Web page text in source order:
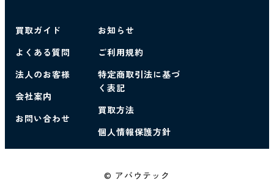
買取ガイド
よくある質問
法人のお客様
会社案内
お問い合わせ
お知らせ
ご利用規約
特定商取引法に基づ
く表記
買取方法
個人情報保護方針
© アバウテック